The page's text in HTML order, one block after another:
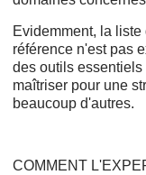
Evidemment, la
référence n'est pas
des outils essentiels
maîtriser pour une
beaucoup d'autres.
COMMENT